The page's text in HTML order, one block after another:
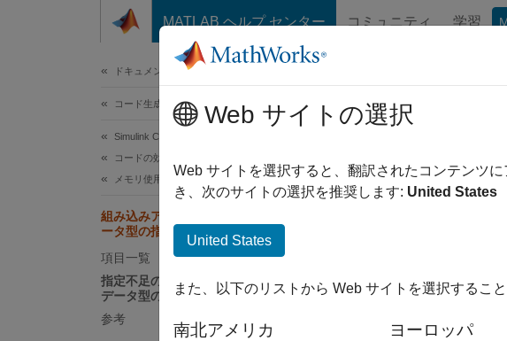
コンテンツへスキップ
MATLAB ヘルプ センター コミュニティ 学習
ドキュメンテーションのホーム
コード生成
Simulink Coder
コードの効率性
メモリ使用量
組み込みアプリケーションの単精度デ
ータ型の指定
項目一覧
指定不足の型の既定としての single
データ型の使用
参考
組み込みアプ
単精度プロセッサをタ
ラメーターとブロック
Web サイトの選択
Web サイトを選択すると、翻訳されたコンテンツ
き、次のサイトの選択を推奨します: United States
United States
また、以下のリストから Web サイトを選択すること
南北アメリカ ヨーロッパ